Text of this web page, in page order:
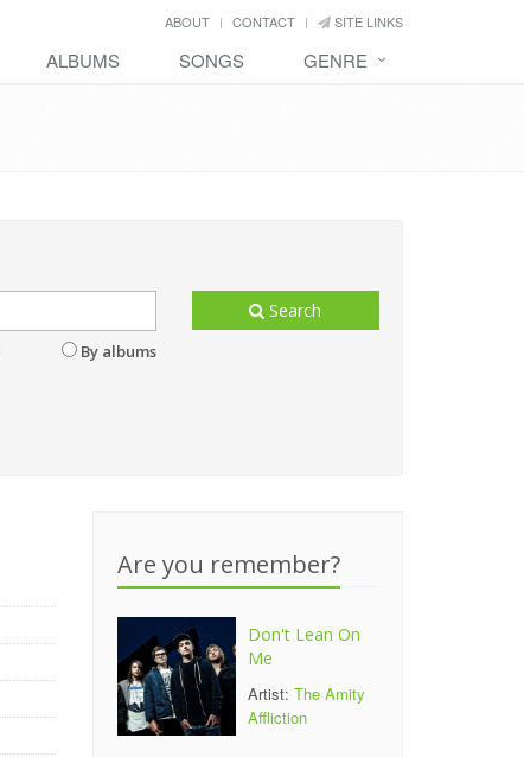
ABOUT CONTACT SITE LINKS
ALBUMS SONGS GENRE
By albums
Search
Are you remember?
Don't Lean On
Me
Artist: The Amity
Affliction